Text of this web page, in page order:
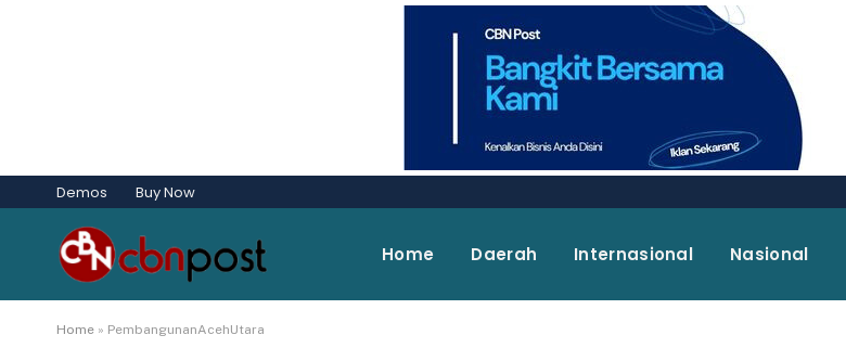
Demos Buy Now
Home Daerah Internasional Nasional
Home » PembangunanAcehUtara